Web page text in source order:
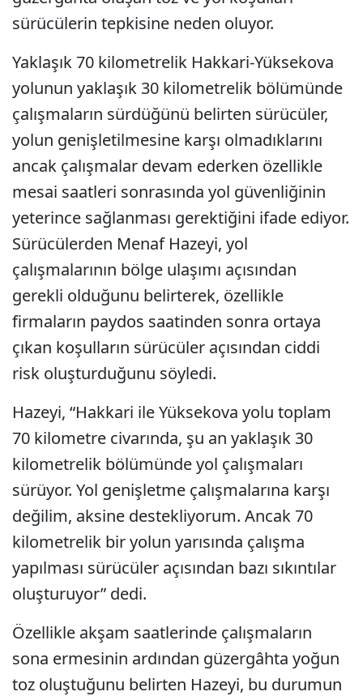
sürücülerin tepkisine neden oluyor.
Yaklaşık 70 kilometrelik Hakkari-Yüksekova
yolunun yaklaşık 30 kilometrelik bölümünde
çalışmaların sürdüğünü belirten sürücüler,
yolun genişletilmesine karşı olmadıklarını
ancak çalışmalar devam ederken özellikle
mesai saatleri sonrasında yol güvenliğinin
yeterince sağlanması gerektiğini ifade ediyor.
Sürücülerden Menaf Hazeyi, yol
çalışmalarının bölge ulaşımı açısından
gerekli olduğunu belirterek, özellikle
firmaların paydos saatinden sonra ortaya
çıkan koşulların sürücüler açısından ciddi
risk oluşturduğunu söyledi.
Hazeyi, “Hakkari ile Yüksekova yolu toplam
70 kilometre civarında, şu an yaklaşık 30
kilometrelik bölümünde yol çalışmaları
sürüyor. Yol genişletme çalışmalarına karşı
değilim, aksine destekliyorum. Ancak 70
kilometrelik bir yolun yarısında çalışma
yapılması sürücüler açısından bazı sıkıntılar
oluşturuyor” dedi.
Özellikle akşam saatlerinde çalışmaların
sona ermesinin ardından güzergâhta yoğun
toz oluştuğunu belirten Hazeyi, bu durumun